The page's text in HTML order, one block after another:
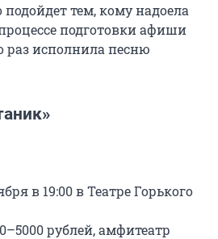
тем, кому надоела
подготовки афиши
раз исполнила песню
в 19:00 в Театре Горького
рублей, амфитеатр